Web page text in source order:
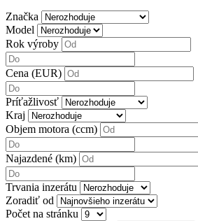
Značka
Model
Rok výroby
Cena (EUR)
Príťažlivosť
Kraj
Objem motora (ccm)
Najazdené (km)
Trvania inzerátu
Zoradiť od
Počet na stránku